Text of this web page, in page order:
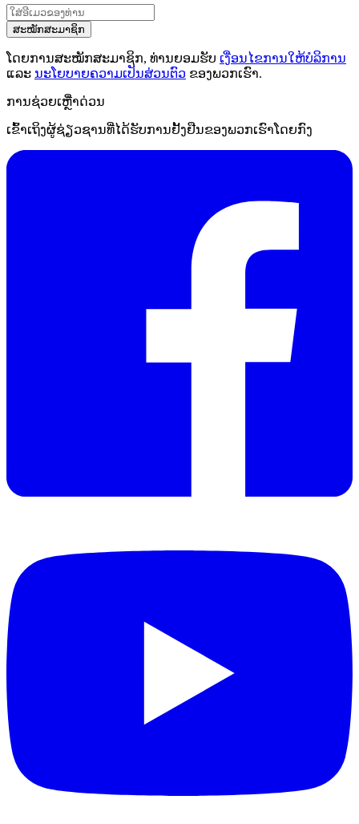
ສະໝັກສະມາຊິກ
ໂດຍການສະໝັກສະມາຊິກ, ທ່ານຍອມຮັບ ເງື່ອນໄຂການໃຫ້ບໍລິການ
ແລະ ນະໂຍບາຍຄວາມເປັນສ່ວນຕົວ ຂອງພວກເຮົາ.
ການຊ່ວຍເຫຼືໍາດ່ວນ
ເຂົ້າເຖິງຜູ້ຊ່ຽວຊານທີ່ໄດ້ຮັບການຢັ້ງຢືນຂອງພວກເຮົາໂດຍກົງ